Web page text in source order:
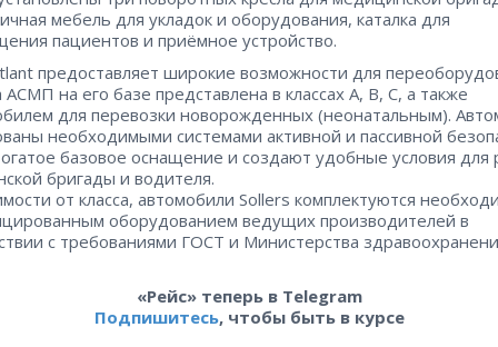
мебель для укладок и оборудования, каталка для
пациентов и приёмное устройство.
предоставляет широкие возможности для
на его базе представлена в классах A, B, C, а также
для перевозки новорожденных (неонатальным).
необходимыми системами активной и пассивной
базовое оснащение и создают удобные условия для
бригады и водителя.
от класса, автомобили Sollers комплектуются
оборудованием ведущих производителей в
с требованиями ГОСТ и Министерства
«Рейс» теперь в Telegram
Подпишитесь, чтобы быть в курсе